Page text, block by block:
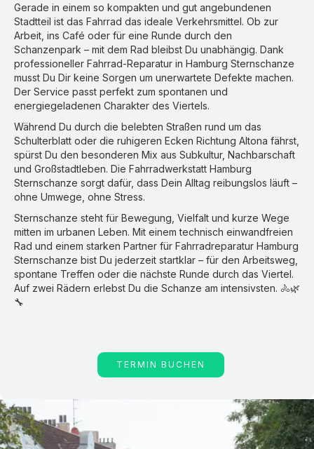
Gerade in einem so kompakten und gut angebundenen
Stadtteil ist das Fahrrad das ideale Verkehrsmittel. Ob zur
Arbeit, ins Café oder für eine Runde durch den
Schanzenpark – mit dem Rad bleibst Du unabhängig. Dank
professioneller Fahrrad-Reparatur in Hamburg Sternschanze
musst Du Dir keine Sorgen um unerwartete Defekte machen.
Der Service passt perfekt zum spontanen und
energiegeladenen Charakter des Viertels.
Während Du durch die belebten Straßen rund um das
Schulterblatt oder die ruhigeren Ecken Richtung Altona fährst,
spürst Du den besonderen Mix aus Subkultur, Nachbarschaft
und Großstadtleben. Die Fahrradwerkstatt Hamburg
Sternschanze sorgt dafür, dass Dein Alltag reibungslos läuft –
ohne Umwege, ohne Stress.
Sternschanze steht für Bewegung, Vielfalt und kurze Wege
mitten im urbanen Leben. Mit einem technisch einwandfreien
Rad und einem starken Partner für Fahrradreparatur Hamburg
Sternschanze bist Du jederzeit startklar – für den Arbeitsweg,
spontane Treffen oder die nächste Runde durch das Viertel.
Auf zwei Rädern erlebst Du die Schanze am intensivsten. 🚴🌿
🔧
TERMIN BUCHEN